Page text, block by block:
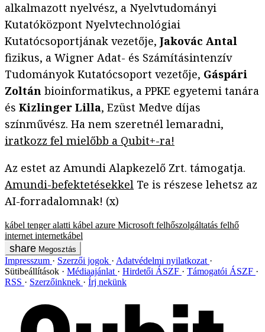
alkalmazott nyelvész, a Nyelvtudományi
Kutatóközpont Nyelvtechnológiai
Kutatócsoportjának vezetője, Jakovác Antal
fizikus, a Wigner Adat- és Számításintenzív
Tudományok Kutatócsoport vezetője, Gáspári
Zoltán bioinformatikus, a PPKE egyetemi tanára
és Kizlinger Lilla, Ezüst Medve díjas
színművész. Ha nem szeretnél lemaradni,
iratkozz fel mielőbb a Qubit+-ra!
Az estet az Amundi Alapkezelő Zrt. támogatja.
Amundi-befektetésekkel Te is részese lehetsz az
AI-forradalomnak! (x)
kábel tenger alatti kábel azure Microsoft felhőszolgáltatás felhő
internet internetkábel
Megosztás
Impresszum Szerzői jogok
Adatvédelmi nyilatkozat
Sütibeállítások
Médiaajánlat Hirdetői ÁSZF
Támogatói ÁSZF
RSS
Szerzőinknek Írj nekünk